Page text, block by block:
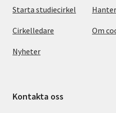
Starta studiecirkel
Cirkelledare
Nyheter
Om
Kontakta oss